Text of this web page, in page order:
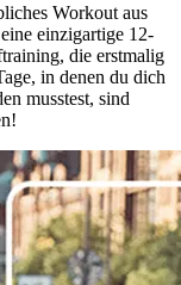
Workout aus
einzigartige 12-
die erstmalig
in denen du dich
musstest, sind